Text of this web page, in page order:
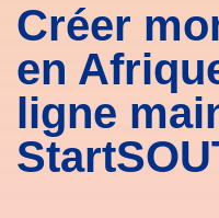
Créer
en
ligne